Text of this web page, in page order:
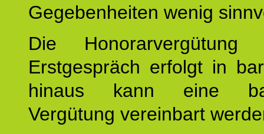
Gegebenheiten wenig
Die
Erstgespräch erfolgt in
hinaus kann eine
Vergütung vereinbart